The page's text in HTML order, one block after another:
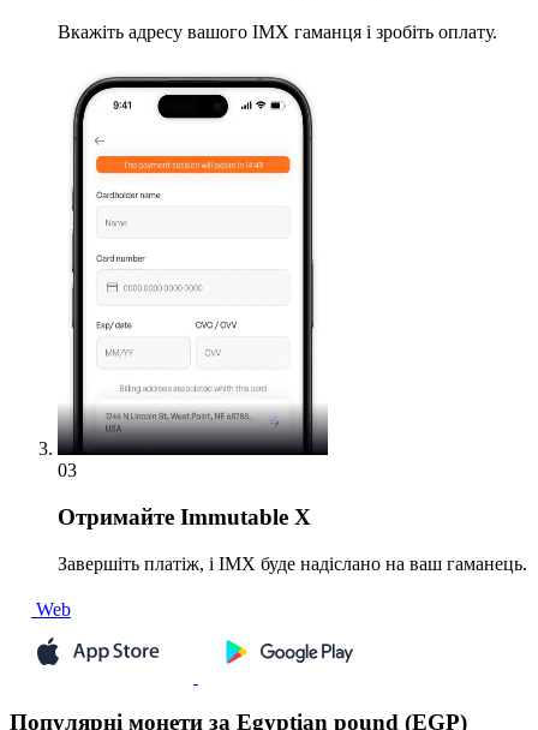
Вкажіть адресу вашого IMX гаманця і зробіть оплату.
03
Отримайте Immutable X
Завершіть платіж, і IMX буде надіслано на ваш гаманець.
Web
Популярні монети за Egyptian pound (EGP)